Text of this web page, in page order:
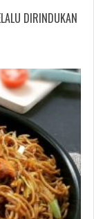
DIRINDUKAN